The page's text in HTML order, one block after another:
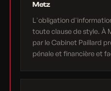
Metz
L'obligation
toute clause de style. À
par le Cabinet Paillard
pénale et financière et